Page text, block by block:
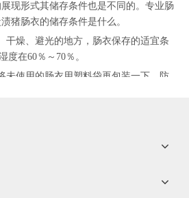
现形式其储存条件也是不同的。专业肠
猪肠衣的储存条件是什么。
干燥、避光的地方，肠衣保存的适宜条
在60％～70％。
未使用的肠衣用塑料袋再包装一下，防
存是非常重要的，虽然肠衣有阻隔性，
的质量有严密的关系，所以我们一定要